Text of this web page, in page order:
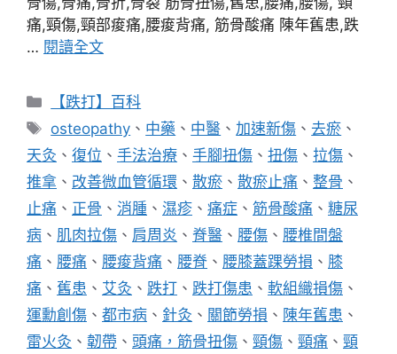
痛,頸傷,頸部痠痛,腰痠背痛, 筋骨酸痛 陳年舊患,跌
… 閱讀全文
分
類
【跌打】百科
標
籤
osteopathy 、 中藥 、 中醫 、加速新傷 、去瘀 、
天灸 、 復位 、 手法治療 、 手腳扭傷 、 扭傷 、 拉傷 、
推拿 、 改善微血管循環 、 散瘀 、 散瘀止痛 、 整骨 、
止痛 、 正骨 、 消腫 、 濕疹 、 痛症 、 筋骨酸痛 、 糖尿
病 、 肌肉拉傷 、 肩周炎 、 脊醫 、 腰傷 、 腰椎間盤
痛 、 腰痛 、 腰痠背痛 、 腰脊 、 腰膝蓋踝勞損 、 膝
痛 、 舊患 、 艾灸 、 跌打 、 跌打傷患 、 軟組織損傷 、
運勳創傷 、 都市病 、 針灸 、 關節勞損 、 陳年舊患 、
雷火灸 、 韌帶 、 頭痛，筋骨扭傷 、 頸傷 、 頸痛 、 頸